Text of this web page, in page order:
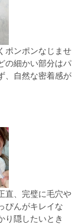
ポンポンなじませ
の細かい部分はパ
、自然な密着感が
直、完璧に毛穴や
ぴんがキレイな
り隠したいとき